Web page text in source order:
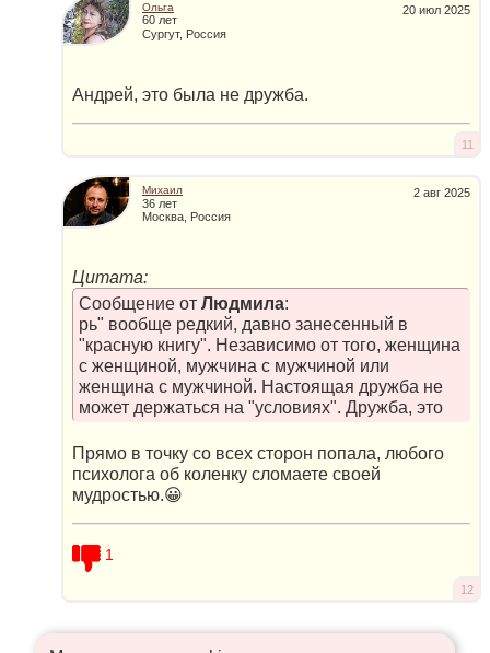
20 июл 2025
Ольга
60 лет
Сургут, Россия
Андрей, это была не дружба.
11
2 авг 2025
Михаил
36 лет
Москва, Россия
Цитата:
Сообщение от Людмила:
рь" вообще редкий, давно занесенный в
"красную книгу". Независимо от того, женщина
с женщиной, мужчина с мужчиной или
женщина с мужчиной. Настоящая дружба не
может держаться на "условиях". Дружба, это
Прямо в точку со всех сторон попала, любого
психолога об коленку сломаете своей
мудростью.😀
1
12